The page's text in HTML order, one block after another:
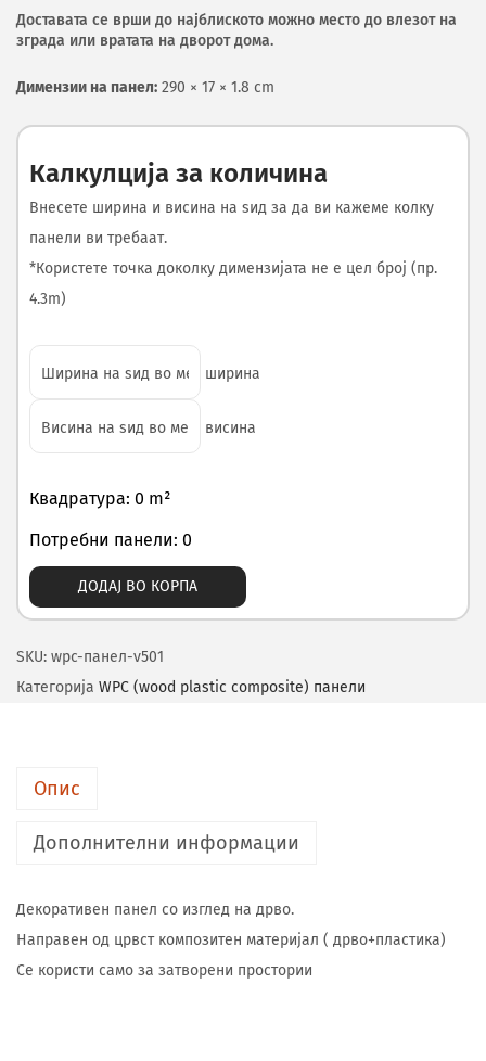
Доставата се врши до најблиското можно место до влезот на
зграда или вратата на дворот дома.
Димензии на панел: 290 × 17 × 1.8 cm
Калкулција за количина
Внесете ширина и висина на ѕид за да ви кажеме колку
панели ви требаат.
*Користете точка доколку димензијата не е цел број (пр.
4.3m)
ширина
висина
Квадратура: 0 m²
Потребни панели: 0
ДОДАЈ ВО КОРПА
SKU: wpc-панел-v501
Категорија WPC (wood plastic composite) панели
Опис
Дополнителни информации
Декоративен панел со изглед на дрво.
Направен од црвст композитен материјал ( дрво+пластика)
Се користи само за затворени простории